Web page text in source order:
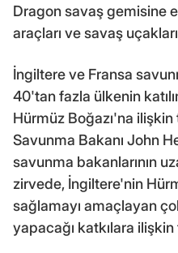
Dragon savaş gemisine
araçları ve savaş
İngiltere ve Fransa
40'tan fazla ülkenin
Hürmüz Boğazı'na
Savunma Bakanı John
savunma bakanlarının
zirvede, İngiltere'nin
sağlamayı amaçlayan
yapacağı katkılara